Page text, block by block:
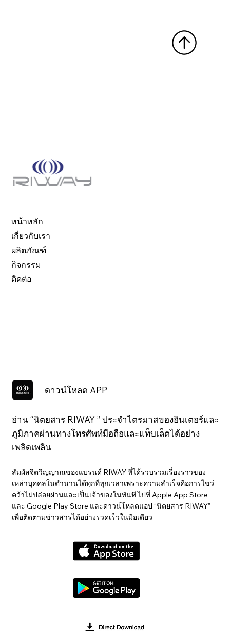
หน้าหลัก
เกี่ยวกับเรา
ผลิตภัณฑ์
กิจกรรม
ติดต่อ
ดาวน์โหลด APP
อ่าน “นิตยสาร RIWAY ” ประจำไตรมาสของอินเตอร์และ
ภูมิภาคผ่านทางโทรศัพท์มือถือและแท็บเล็ตได้อย่าง
เพลิดเพลิน
สัมผัสจิตวิญญาณของแบรนด์ RIWAY ที่ได้รวบรวมเรื่องราวของ
เหล่าบุคคลในตำนานได้ทุกที่ทุกเวลาเพราะความสำเร็จคือการไขว่
คว้าไม่ปล่อยผ่านและเป็นเจ้าของในทันที ไปที่ Apple App Store
และ Google Play Store และดาวน์โหลดแอป “นิตยสาร RIWAY”
เพื่อติดตามข่าวสารได้อย่างรวดเร็วในมือเดียว